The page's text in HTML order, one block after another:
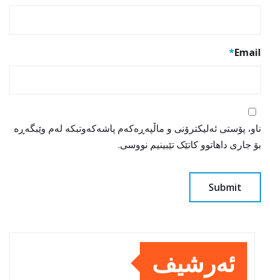
Email
*
ناو، پۆستی ئەلیکترۆنی و ماڵپەڕەکەم پاشەکەوتبکە لەم وێبگەڕە
بۆ جاری داهاتوو کاتێک تێبینیم نووسی.
ئەرشیف